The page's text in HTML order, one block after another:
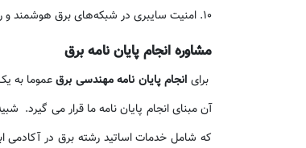
10. امنیت سایبری در شبکه‌های برق هوشمند و راهکارهای مقابله با تهدیدات امنیتی مختلف
مشاوره انجام پایان نامه برق
برای انجام پایان نامه مهندسی برقعموما به
آن مبنای انجام پایان نامه ما قرار می گیرد.
که شامل خدمات اساتید رشته برق در آکادمی